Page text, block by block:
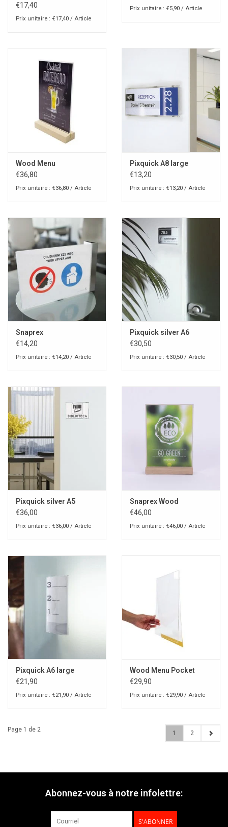
€17,40
Prix unitaire : €17,40 / Article
Prix unitaire : €5,90 / Article
Wood Menu
€36,80
Prix unitaire : €36,80 / Article
Pixquick A8 large
€13,20
Prix unitaire : €13,20 / Article
Snaprex
€14,20
Prix unitaire : €14,20 / Article
Pixquick silver A6
€30,50
Prix unitaire : €30,50 / Article
Pixquick silver A5
€36,00
Prix unitaire : €36,00 / Article
Snaprex Wood
€46,00
Prix unitaire : €46,00 / Article
Pixquick A6 large
€21,90
Prix unitaire : €21,90 / Article
Wood Menu Pocket
€29,90
Prix unitaire : €29,90 / Article
Page 1 de 2 1 2
Abonnez-vous à notre infolettre:
S'ABONNER